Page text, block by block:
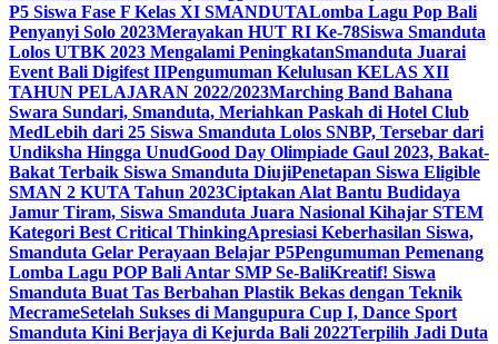
P5 Siswa Fase F Kelas XI SMANDUTALomba Lagu Pop Bali
Penyanyi Solo 2023Merayakan HUT RI Ke-78Siswa Smanduta
Lolos UTBK 2023 Mengalami PeningkatanSmanduta Juarai
Event Bali Digifest IIPengumuman Kelulusan KELAS XII
TAHUN PELAJARAN 2022/2023Marching Band Bahana
Swara Sundari, Smanduta, Meriahkan Paskah di Hotel Club
MedLebih dari 25 Siswa Smanduta Lolos SNBP, Tersebar dari
Undiksha Hingga UnudGood Day Olimpiade Gaul 2023, Bakat-
Bakat Terbaik Siswa Smanduta DiujiPenetapan Siswa Eligible
SMAN 2 KUTA Tahun 2023Ciptakan Alat Bantu Budidaya
Jamur Tiram, Siswa Smanduta Juara Nasional Kihajar STEM
Kategori Best Critical ThinkingApresiasi Keberhasilan Siswa,
Smanduta Gelar Perayaan Belajar P5Pengumuman Pemenang
Lomba Lagu POP Bali Antar SMP Se-BaliKreatif! Siswa
Smanduta Buat Tas Berbahan Plastik Bekas dengan Teknik
MecrameSetelah Sukses di Mangupura Cup I, Dance Sport
Smanduta Kini Berjaya di Kejurda Bali 2022Terpilih Jadi Duta